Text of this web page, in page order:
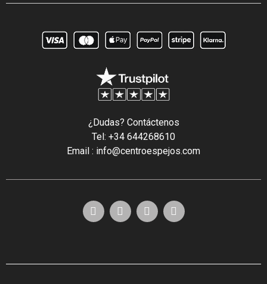
¿Dudas? Contáctenos
Tel: +34 644268610
Email : info@centroespejos.com